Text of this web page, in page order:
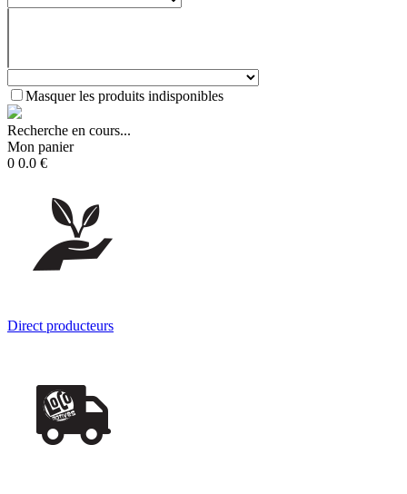
Masquer les produits indisponibles
Recherche en cours...
Mon panier
0 0.0 €
Direct producteurs